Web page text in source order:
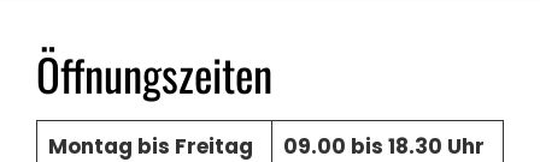
Öffnungszeiten
Montag bis Freitag
09.00 bis 18.30 Uhr